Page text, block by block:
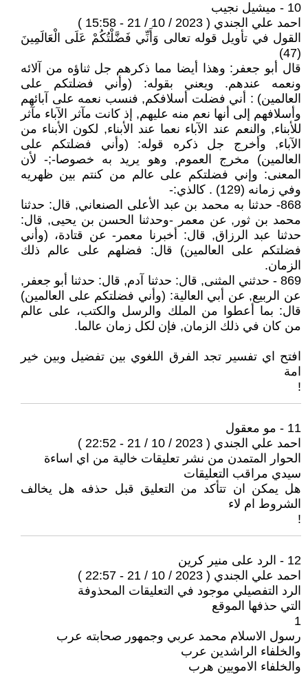
10 - ميشيل نجيب
احمد علي الجندي ( 2023 / 10 / 21 - 15:58 )
القول في تأويل قوله تعالى وَأَنِّي فَضَّلْتُكُمْ عَلَى الْعَالَمِينَ
(47)
قال أبو جعفر: وهذا أيضا مما ذكرهم جل ثناؤه من آلائه
ونعمه عندهم. ويعني بقوله: (وأني فضلتكم على
العالمين) : أني فضلت أسلافكم, فنسب نعمه على آبائهم
وأسلافهم إلى أنها نعم منه عليهم, إذ كانت مآثر الآباء مآثر
للأبناء, والنعم عند الآباء نعما عند الأبناء, لكون الأبناء من
الآباء, وأخرج جل ذكره قوله: (وأني فضلتكم على
العالمين) مخرج العموم, وهو يريد به خصوصا-;- لأن
المعنى: وإني فضلتكم على عالم من كنتم بين ظهريه
وفي زمانه (129) . كالذي:-
868- حدثنا به محمد بن عبد الأعلى الصنعاني, قال: حدثنا
محمد بن ثور, عن معمر -وحدثنا الحسن بن يحيى, قال:
حدثنا عبد الرزاق, قال: أخبرنا معمر- عن قتادة، (وأني
فضلتكم على العالمين) قال: فضلهم على عالم ذلك
الزمان.
869 - حدثني المثنى, قال: حدثنا آدم, قال: حدثنا أبو جعفر,
عن الربيع, عن أبي العالية: (وأني فضلتكم على العالمين)
قال: بما أعطوا من الملك والرسل والكتب، على عالم
من كان في ذلك الزمان, فإن لكل زمان عالما.
افتح اي تفسير تجد الفرق اللغوي بين تفضيل وبين خير
امة
!
11 - مو معقول
احمد علي الجندي ( 2023 / 10 / 21 - 22:52 )
الحوار المتمدن من نشر تعليقات خالية من اي اساءة
سيدي مراقب التعليقات
هل يمكن ان تتأكد من التعليق قبل حذفه هل يخالف
الشروط ام لاء
!
12 - الرد على منير كرين
احمد علي الجندي ( 2023 / 10 / 21 - 22:57 )
الرد التفصيلي موجود في التعليقات المحذوفة
التي حذفها الموقع
1
رسول الاسلام محمد عربي وجمهور صحابته عرب
والخلفاء الراشدين عرب
والخلفاء الامويين هرب